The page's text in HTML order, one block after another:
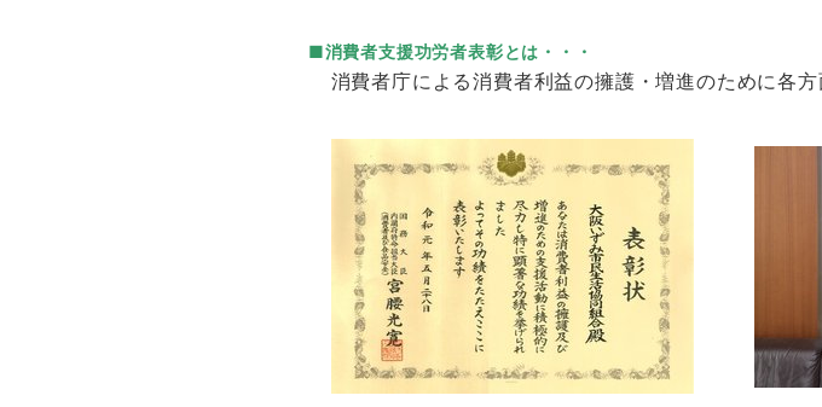
■消費者支援功労者表彰とは・・・
消費者庁による消費者利益の擁護・増進のために各方